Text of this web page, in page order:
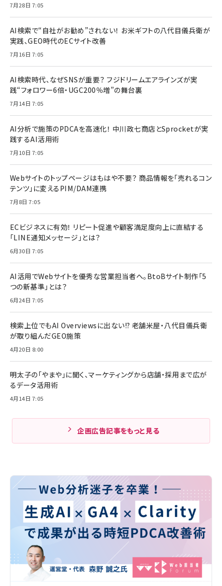
7月28日 7:05
AI検索で“自社がお勧め”されない！ お米ギフトの八代目儀兵衛が
実践、GEO時代のECサイト改善
7月16日 7:05
AI検索時代、なぜSNSが重要？ フジドリームエアラインズが実
践“フォロワー6倍・UGC200％増”の舞台裏
7月14日 7:05
AI分析で施策のPDCAを高速化！ 中川政七商店とSprocketが実
践するAI活用術
7月10日 7:05
Webサイトのトップページはもはや不要？ 商品情報を「売れるコン
テンツ」に変えるPIM/DAM連携
7月8日 7:05
ECビジネスに有効！ リピート促進や顧客満足度向上に直結する
「LINE通知メッセージ」とは？
6月30日 7:05
AI活用でWebサイトを優秀な営業担当者へ。BtoBサイト制作「5
つの新基準」とは？
6月24日 7:05
検索上位でもAI Overviewsに出ない!? 老舗米屋・八代目儀兵衛
が取り組んだGEO施策
4月20日 8:00
明太子の「やまや」に聞く、マーケティングから店舗・採用まで広が
るデータ活用術
4月14日 7:05
企画広告記事をもっと見る